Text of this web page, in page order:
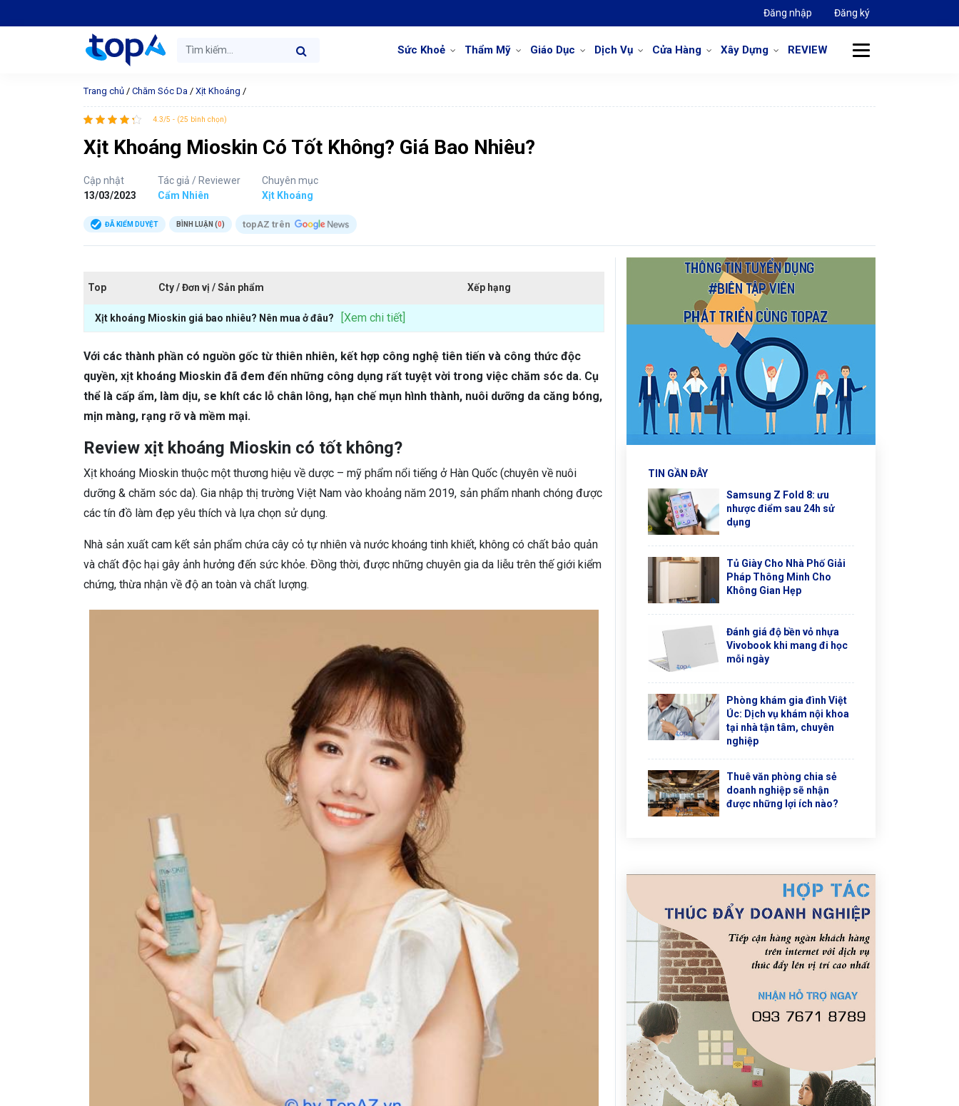
Đăng nhập Đăng ký
Sức Khoẻ Thẩm Mỹ Giáo Dục Dịch Vụ Cửa Hàng Xây Dựng REVIEW
Trang chủ / Chăm Sóc Da / Xịt Khoáng /
4.3/5 - (25 bình chọn)
Xịt Khoáng Mioskin Có Tốt Không? Giá Bao Nhiêu?
Cập nhật
13/03/2023
Tác giả / Reviewer
Cẩm Nhiên
Chuyên mục
Xịt Khoáng
ĐÃ KIỂM DUYỆT BÌNH LUẬN (0) topAZ trên
Top Cty / Đơn vị / Sản phẩm Xếp hạng
Xịt khoáng Mioskin giá bao nhiêu? Nên mua ở đâu? [Xem chi tiết]
Với các thành phần có nguồn gốc từ thiên nhiên, kết hợp công nghệ tiên tiến và công thức độc
quyền, xịt khoáng Mioskin đã đem đến những công dụng rất tuyệt vời trong việc chăm sóc da. Cụ
thể là cấp ẩm, làm dịu, se khít các lỗ chân lông, hạn chế mụn hình thành, nuôi dưỡng da căng bóng,
mịn màng, rạng rỡ và mềm mại.
Review xịt khoáng Mioskin có tốt không?
Xịt khoáng Mioskin thuộc một thương hiệu về dược – mỹ phẩm nổi tiếng ở Hàn Quốc (chuyên về nuôi
dưỡng & chăm sóc da). Gia nhập thị trường Việt Nam vào khoảng năm 2019, sản phẩm nhanh chóng được
các tín đồ làm đẹp yêu thích và lựa chọn sử dụng.
Nhà sản xuất cam kết sản phẩm chứa cây cỏ tự nhiên và nước khoáng tinh khiết, không có chất bảo quản
và chất độc hại gây ảnh hưởng đến sức khỏe. Đồng thời, được những chuyên gia da liễu trên thế giới kiểm
chứng, thừa nhận về độ an toàn và chất lượng.
TIN GẦN ĐÂY
Samsung Z Fold 8: ưu
nhược điểm sau 24h sử
dụng
Tủ Giày Cho Nhà Phố Giải
Pháp Thông Minh Cho
Không Gian Hẹp
Đánh giá độ bền vỏ nhựa
Vivobook khi mang đi học
mỗi ngày
Phòng khám gia đình Việt
Úc: Dịch vụ khám nội khoa
tại nhà tận tâm, chuyên
nghiệp
Thuê văn phòng chia sẻ
doanh nghiệp sẽ nhận
được những lợi ích nào?